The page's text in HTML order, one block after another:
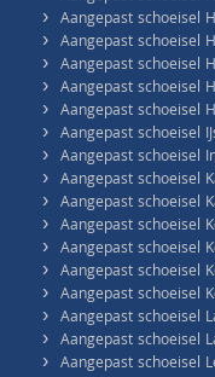
› Aangepast schoeisel
› Aangepast schoeisel
› Aangepast schoeisel
› Aangepast schoeisel
› Aangepast schoeisel
› Aangepast schoeisel
› Aangepast schoeisel
› Aangepast schoeisel
› Aangepast schoeisel
› Aangepast schoeisel
› Aangepast schoeisel
› Aangepast schoeisel
› Aangepast schoeisel
› Aangepast schoeisel
› Aangepast schoeisel
› Aangepast schoeisel